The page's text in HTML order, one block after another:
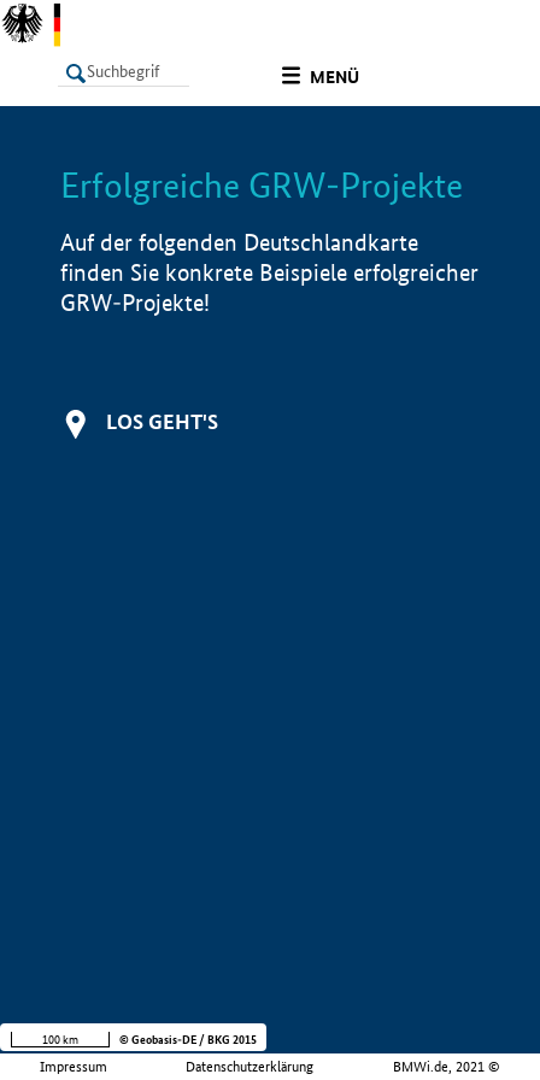
MENÜ
LISTE Info
Erfolgreiche GRW-Projekte
Auf der folgenden Deutschlandkarte
finden Sie konkrete Beispiele erfolgreicher
GRW-Projekte!
LOS GEHT'S
Impressum Datenschutzerklärung BMWi.de, 2021 ©
100 km © Geobasis-DE / BKG 2015